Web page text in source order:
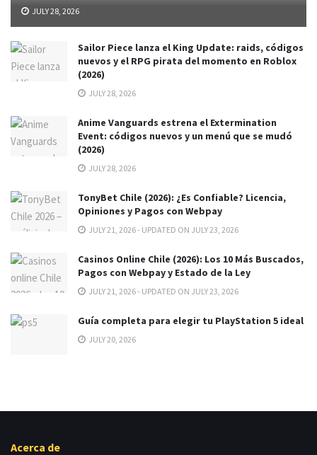
JULY 28, 2026
Sailor Piece lanza el King Update: raids, códigos
nuevos y el RPG pirata del momento en Roblox
(2026)
JULY 28, 2026
Anime Vanguards estrena el Extermination
Event: códigos nuevos y un menú que se mudó
(2026)
JULY 28, 2026
TonyBet Chile (2026): ¿Es Confiable? Licencia,
Opiniones y Pagos con Webpay
JULY 21, 2026 - UPDATED ON JULY 23, 2026
Casinos Online Chile (2026): Los 10 Más Buscados,
Pagos con Webpay y Estado de la Ley
JULY 21, 2026 - UPDATED ON JULY 23, 2026
Guía completa para elegir tu PlayStation 5 ideal
JULY 20, 2026
Acerca de